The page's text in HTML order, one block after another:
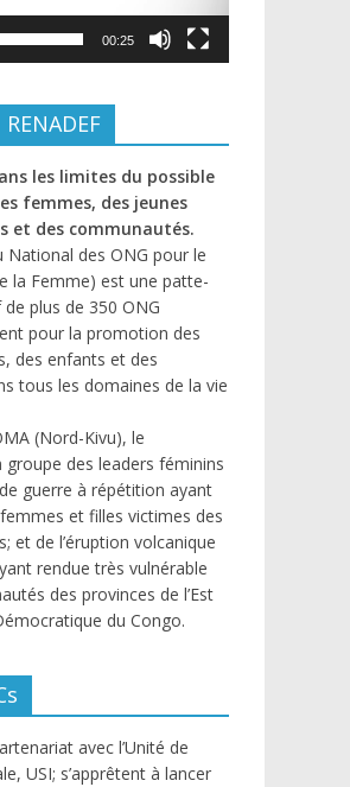
00:25
les limites du possible
femmes, des jeunes
et des communautés.
National des ONG pour le
la Femme) est une patte-
plus de 350 ONG
pour la promotion des
des enfants et des
tous les domaines de la vie
(Nord-Kivu), le
des leaders féminins
guerre à répétition ayant
et filles victimes des
et de l’éruption volcanique
rendue très vulnérable
des provinces de l’Est
du Congo.
avec l’Unité de
USI; s’apprêtent à lancer